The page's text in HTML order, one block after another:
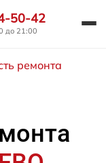
50-42
до 21:00
ремонта